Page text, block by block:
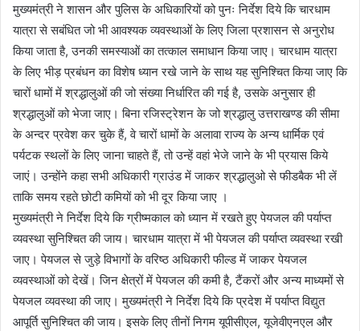
मुख्यमंत्री ने शासन और पुलिस के अधिकारियों को पुनः निर्देश दिये कि चारधाम
यात्रा से सबंधित जो भी आवश्यक व्यवस्थाओं के लिए जिला प्रशासन से अनुरोध
किया जाता है, उनकी समस्याओं का तत्काल समाधान किया जाए। चारधाम यात्रा
के लिए भीड़ प्रबंधन का विशेष ध्यान रखे जाने के साथ यह सुनिश्चित किया जाए कि
चारों धामों में श्रद्धालुओं की जो संख्या निर्धारित की गई है, उसके अनुसार ही
श्रद्धालुओं को भेजा जाए। बिना रजिस्ट्रेशन के जो श्रद्धालु उत्तराखण्ड की सीमा
के अन्दर प्रवेश कर चुके हैं, वे चारों धामों के अलावा राज्य के अन्य धार्मिक एवं
पर्यटक स्थलों के लिए जाना चाहते हैं, तो उन्हें वहां भेजे जाने के भी प्रयास किये
जाएं। उन्होंने कहा सभी अधिकारी ग्राउंड में जाकर श्रद्धालुओ से फीडबैक भी लें
ताकि समय रहते छोटी कमियों को भी दूर किया जाए ।
मुख्यमंत्री ने निर्देश दिये कि ग्रीष्मकाल को ध्यान में रखते हुए पेयजल की पर्याप्त
व्यवस्था सुनिश्चित की जाय। चारधाम यात्रा में भी पेयजल की पर्याप्त व्यवस्था रखी
जाए। पेयजल से जुड़े विभागों के वरिष्ठ अधिकारी फील्ड में जाकर पेयजल
व्यवस्थाओं को देखें। जिन क्षेत्रों में पेयजल की कमी है, टैंकरों और अन्य माध्यमों से
पेयजल व्यवस्था की जाए। मुख्यमंत्री ने निर्देश दिये कि प्रदेश में पर्याप्त विद्युत
आपूर्ति सुनिश्चित की जाय। इसके लिए तीनों निगम यूपीसीएल, यूजेवीएनएल और